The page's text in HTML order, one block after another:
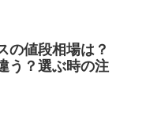
の値段相場は？
う？選ぶ時の注